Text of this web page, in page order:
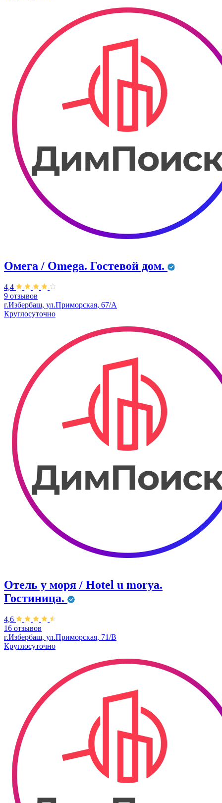
Омега / Omega. Гостевой дом.
4,4
9 отзывов
г.Избербаш, ул.Приморская, 67/А
Круглосуточно
Отель у моря / Hotel u morya.
Гостиница.
4,6
16 отзывов
г.Избербаш, ул.Приморская, 71/В
Круглосуточно